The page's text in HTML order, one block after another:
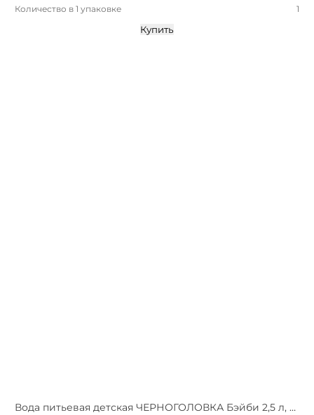
Количество в 1 упаковке
1
Купить
Вода питьевая детская ЧЕРНОГОЛОВКА Бэйби 2,5 л, без газа, ПЭТ